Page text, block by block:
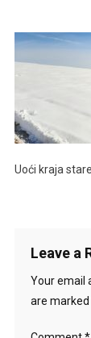
Uoći kraja
Leave a
Your email
are marked